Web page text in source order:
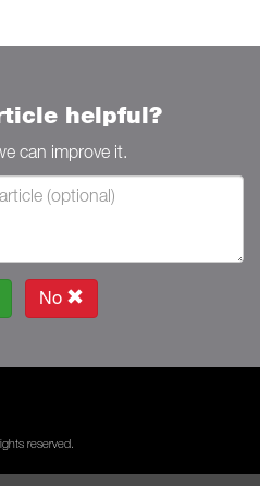
helpful?
can improve it.
No
reserved.